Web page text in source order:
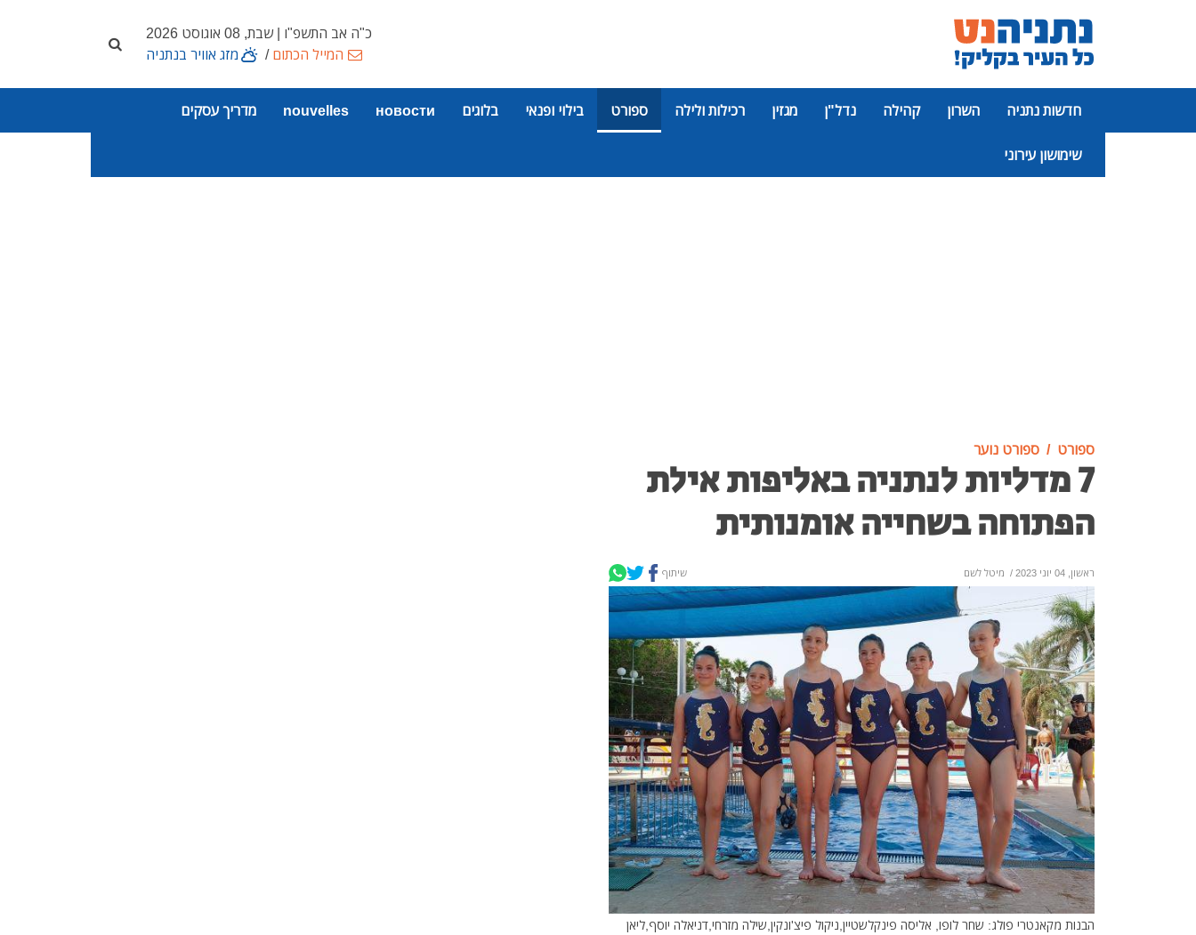
כ"ה אב התשפ"ו | שבת, 08 אוגוסט 2026
המייל הכתום/ מזג אוויר בנתניה
חדשות נתניה השרון קהילה נדל"ן מגזין רכילות ולילה ספורט בילוי ופנאי בלוגים новости
nouvelles מדריך עסקים
שימושון עירוני
ספורט ספורט נוער
7 מדליות לנתניה באליפות אילת
הפתוחה בשחייה אומנותית
ראשון, 04 יוני 2023 / מיטל לשם שיתוף
הבנות מקאנטרי פולג: שחר לופו, אליסה פינקלשטיין,ניקול פיצ'ונקין,שילה מזרחי,דניאלה יוסף,ליאן